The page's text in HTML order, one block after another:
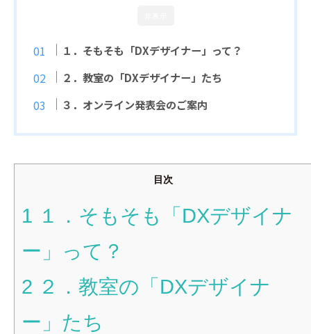
１．そもそも「DXデザイナー」って？
２．教室の「DXデザイナー」たち
３．オンライン発表会のご案内
目次
1 １．そもそも「DXデザイナ
ー」って？
2 ２．教室の「DXデザイナ
ー」たち